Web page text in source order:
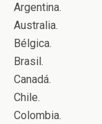
Argentina.
Australia.
Bélgica.
Brasil.
Canadá.
Chile.
Colombia.